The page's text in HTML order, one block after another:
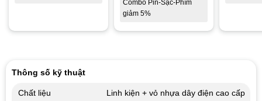
Combo Pin-Sạc-Phím
giảm 5%
Thông số kỹ thuật
Chất liệu Linh kiện + vỏ nhựa dây điện cao cấp